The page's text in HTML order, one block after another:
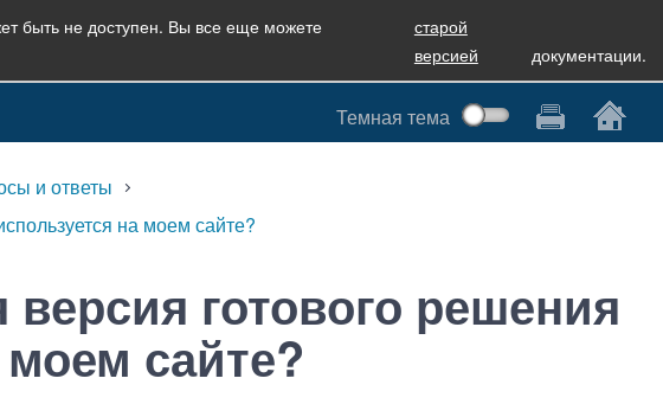
быть не доступен. Вы все еще можете
старой
версией
документации.
Темная тема
и ответы
на моем сайте?
версия готового решения
сайте?